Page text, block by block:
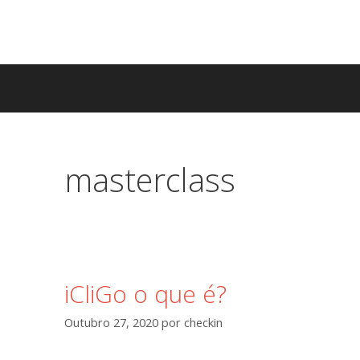
masterclass
iCliGo o que é?
Outubro 27, 2020 por checkin